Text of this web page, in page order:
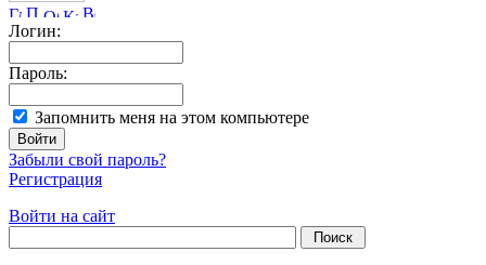
Логин:
Пароль:
Запомнить меня на этом компьютере
Забыли свой пароль?
Регистрация
Войти на сайт